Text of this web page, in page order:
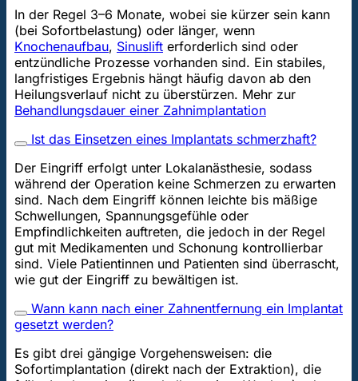
In der Regel 3–6 Monate, wobei sie kürzer sein kann
(bei Sofortbelastung) oder länger, wenn
Knochenaufbau, Sinuslift erforderlich sind oder
entzündliche Prozesse vorhanden sind. Ein stabiles,
langfristiges Ergebnis hängt häufig davon ab den
Heilungsverlauf nicht zu überstürzen. Mehr zur
Behandlungsdauer einer Zahnimplantation
Ist das Einsetzen eines Implantats schmerzhaft?
Der Eingriff erfolgt unter Lokalanästhesie, sodass
während der Operation keine Schmerzen zu erwarten
sind. Nach dem Eingriff können leichte bis mäßige
Schwellungen, Spannungsgefühle oder
Empfindlichkeiten auftreten, die jedoch in der Regel
gut mit Medikamenten und Schonung kontrollierbar
sind. Viele Patientinnen und Patienten sind überrascht,
wie gut der Eingriff zu bewältigen ist.
Wann kann nach einer Zahnentfernung ein Implantat
gesetzt werden?
Es gibt drei gängige Vorgehensweisen: die
Sofortimplantation (direkt nach der Extraktion), die